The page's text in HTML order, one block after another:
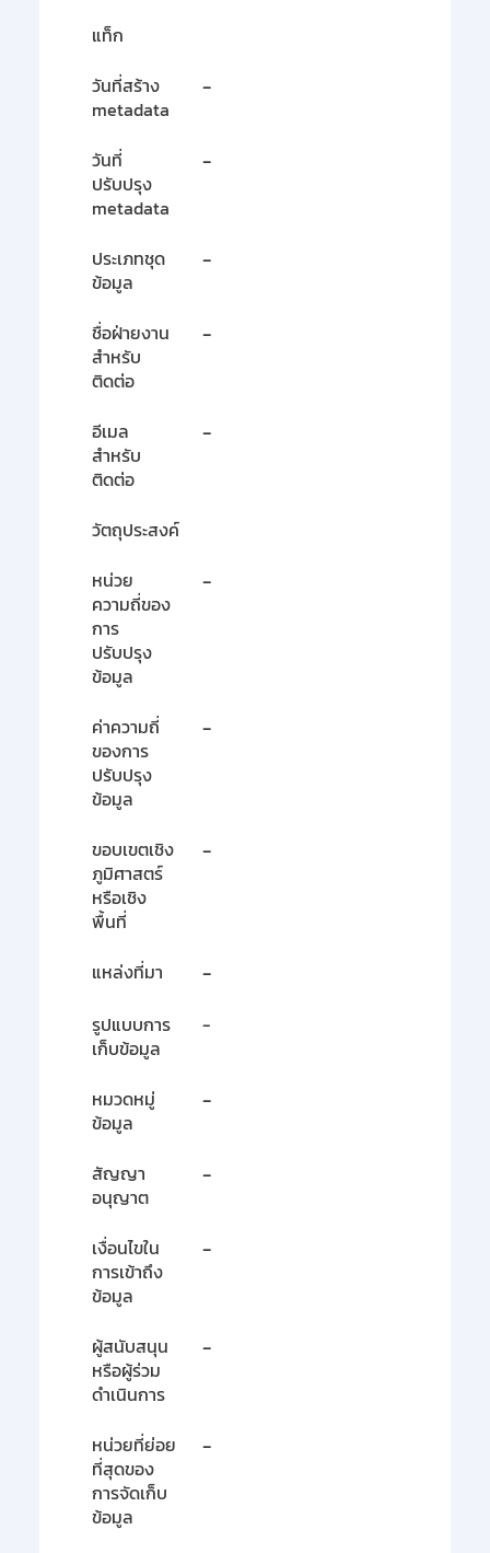
แท็ก
วันที่สร้าง
metadata
-
วันที่
ปรับปรุง
metadata
-
ประเภทชุด
ข้อมูล
-
ชื่อฝ่ายงาน
สำหรับ
ติดต่อ
-
อีเมล
สำหรับ
ติดต่อ
-
วัตถุประสงค์
หน่วย
ความถี่ของ
การ
ปรับปรุง
ข้อมูล
-
ค่าความถี่
ของการ
ปรับปรุง
ข้อมูล
-
ขอบเขตเชิง
ภูมิศาสตร์
หรือเชิง
พื้นที่
-
แหล่งที่มา -
รูปแบบการ
เก็บข้อมูล
-
หมวดหมู่
ข้อมูล
-
สัญญา
อนุญาต
-
เงื่อนไขใน
การเข้าถึง
ข้อมูล
-
ผู้สนับสนุน
หรือผู้ร่วม
ดำเนินการ
-
หน่วยที่ย่อย
ที่สุดของ
การจัดเก็บ
ข้อมูล
-